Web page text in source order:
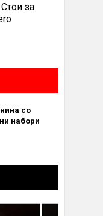
за
со
набори